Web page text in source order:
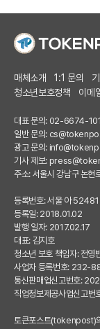
매체소개 1:1 문의
청소년보호정책
이메
대표 문의: 02-6674-
일반 문의:
광고 문의:
기사 제보:
주소: 서울시 강남구 논
등록번호: 서울 아 52481
등록일: 2018.01.02
발행 일자: 2017.02.17
대표: 김지호
청소년 보호 책임자: 전영
사업자 등록번호: 232-
통신판매업신고번호:
직업정보제공사업신고
토큰포스트(tokenpost)